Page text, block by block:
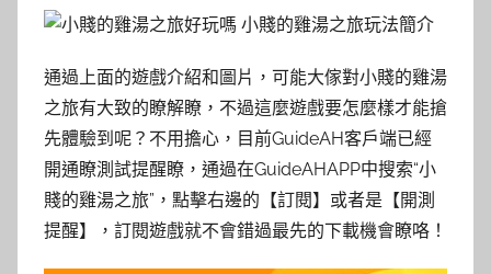
通過上面的遊戲介紹和圖片，可能大傢對小賤的雞湯
之旅有大致的瞭解瞭，不過這麼遊戲要怎麼樣才能搶
先體驗到呢？不用擔心，目前GuideAH客戶端已經
開通瞭測試提醒瞭，通過在GuideAHAPP中搜索“小
賤的雞湯之旅”，點擊右邊的【訂閱】或者是【開測
提醒】，訂閱遊戲就不會錯過最先的下載機會瞭咯！